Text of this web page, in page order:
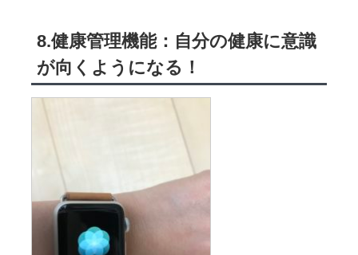
8.健康管理機能：自分の健康に意識
が向くようになる！